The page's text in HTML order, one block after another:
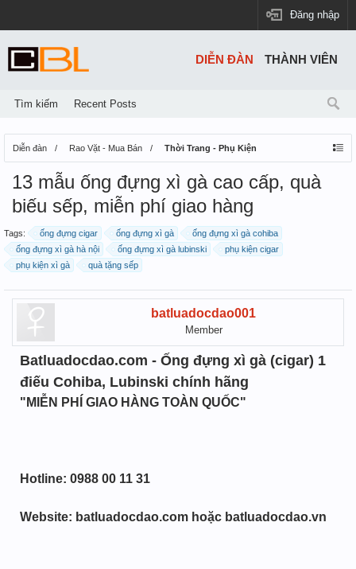
Đăng nhập
Diễn đàn Rao Vặt - Mua Bán Thời Trang - Phụ Kiện
13 mẫu ống đựng xì gà cao cấp, quà
biếu sếp, miễn phí giao hàng
Tags: ống đựng cigar ống đựng xì gà
ống đựng xì gà cohiba
ống đựng xì gà hà nội
ống đựng xì gà lubinski
phụ kiện cigar
phụ kiện xì gà
quà tặng sếp
batluadocdao001
Member
Batluadocdao.com - Ống đựng xì gà (cigar) 1
điếu Cohiba, Lubinski chính hãng
"MIỄN PHÍ GIAO HÀNG TOÀN QUỐC"
Hotline: 0988 00 11 31
Website: batluadocdao.com hoặc batluadocdao.vn
DIỄN ĐÀN
Tìm kiếm Recent Posts
THÀNH VIÊN